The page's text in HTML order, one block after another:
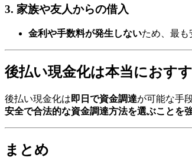
3. 家族や友人からの借入
金利や手数料が発生しないため、最も
後払い現金化は本当におす
後払い現金化は即日で資金調達が可能な手
安全で合法的な資金調達方法を選ぶことを
まとめ